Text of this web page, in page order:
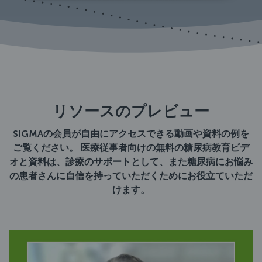
リソースのプレビュー
SIGMAの会員が自由にアクセスできる動画や資料の例を
ご覧ください。 医療従事者向けの無料の糖尿病教育ビデ
オと資料は、診療のサポートとして、また糖尿病にお悩み
の患者さんに自信を持っていただくためにお役立ていただ
けます。